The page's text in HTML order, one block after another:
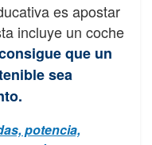
es apostar
incluye un coche
que un
sea
potencia,